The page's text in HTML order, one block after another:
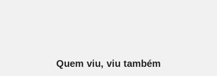
Quem viu, viu também